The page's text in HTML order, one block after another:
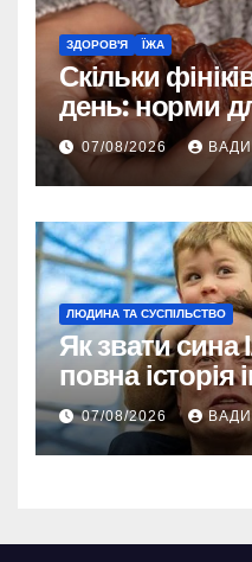
ЗДОРОВ'Я ЇЖА
Скільки
день: норми
енергії
07/08/2026
ЛЮДИНА ТА СУСПІЛЬСТВО
Як звати сина
повна історія
хлопчиків
07/08/2026